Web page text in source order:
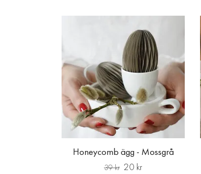
Honeycomb ägg - Mossgrå
39 kr 20 kr